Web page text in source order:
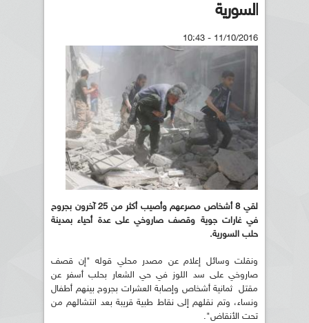
السورية
11/10/2016 - 10:43
لقي 8 أشخاص مصرعهم وأصيب أكثر من 25 آخرون بجروح
في غارات جوية وقصف صاروخي على عدة أحياء بمدينة
حلب السورية.
ونقلت وسائل إعلام عن مصدر محلي قوله "إن قصف
صاروخي على سد اللوز في حي الشعار بحلب أسفر عن
مقتل ثمانية أشخاص وإصابة العشرات بجروح بينهم أطفال
ونساء، وتم نقلهم إلى نقاط طبية قريبة بعد انتشالهم من
تحت الأنقاض".